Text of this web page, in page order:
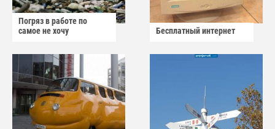
Погряз в работе по
самое не хочу
Бесплатный интернет